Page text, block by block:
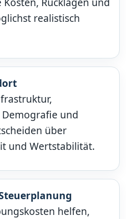
realistisch
und
über
und Wertstabilität.
helfen,